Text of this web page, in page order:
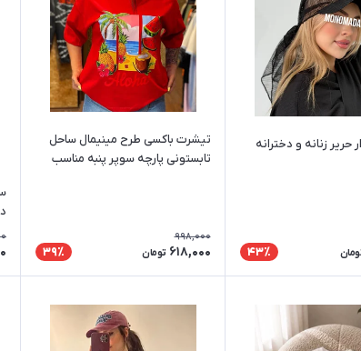
حریر زنانه و دخترانه
43٪
تیشرت باکسی طرح مینیمال ساحل
تابستونی پارچه سوپر پنبه مناسب
998,000
618,000 تومان 39٪